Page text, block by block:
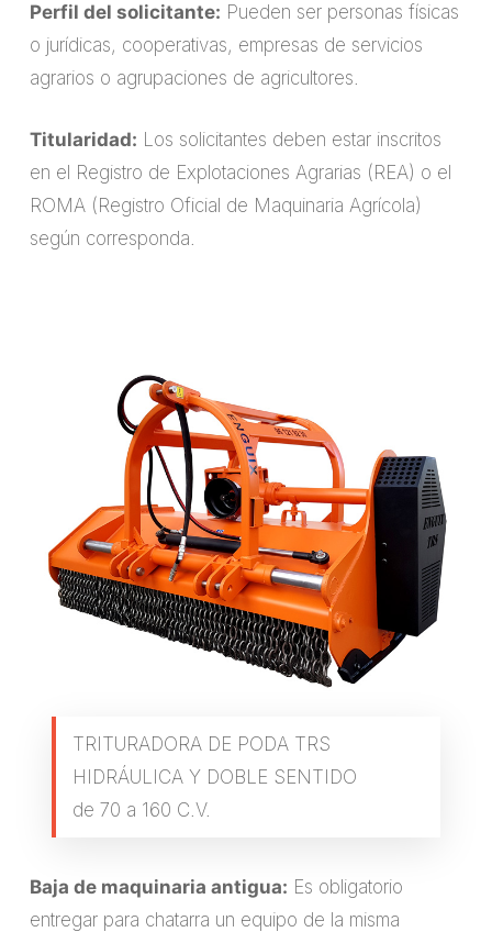
Perfil del solicitante: Pueden ser personas físicas
o jurídicas, cooperativas, empresas de servicios
agrarios o agrupaciones de agricultores.
Titularidad: Los solicitantes deben estar inscritos
en el Registro de Explotaciones Agrarias (REA) o el
ROMA (Registro Oficial de Maquinaria Agrícola)
según corresponda.
TRITURADORA DE PODA TRS
HIDRÁULICA Y DOBLE SENTIDO
de 70 a 160 C.V.
Baja de maquinaria antigua: Es obligatorio
entregar para chatarra un equipo de la misma